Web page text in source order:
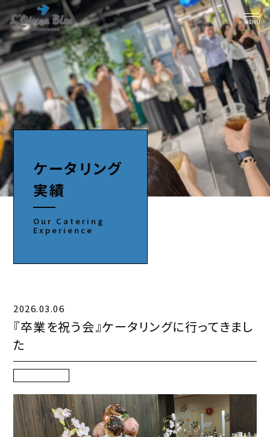
MENU
トップ
プラン一覧
ケータリング実績
インスタ
アクセス
会社情報
コンテンツ一覧
ケータリング
実績
Our Catering
Experience
2026.03.06
『卒業を祝う会』ケータリングに行ってきまし
た